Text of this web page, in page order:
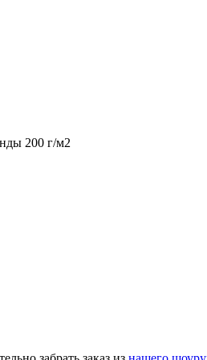
200 г/м2